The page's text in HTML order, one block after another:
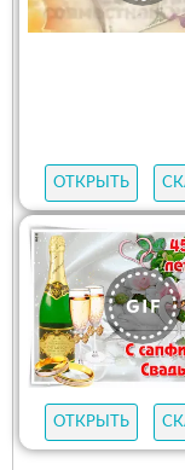
ОТКРЫТЬ
ОТКРЫТЬ